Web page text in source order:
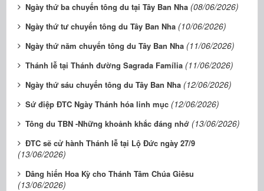
Ngày thứ ba chuyến tông du tại Tây Ban Nha (08/06/2026)
Ngày thứ tư chuyến tông du Tây Ban Nha (10/06/2026)
Ngày thứ năm chuyến tông du Tây Ban Nha (11/06/2026)
Thánh lễ tại Thánh đường Sagrada Família (11/06/2026)
Ngày thứ sáu chuyến tông du Tây Ban Nha (12/06/2026)
Sứ điệp ĐTC Ngày Thánh hóa linh mục (12/06/2026)
Tông du TBN -Những khoảnh khắc đáng nhớ (13/06/2026)
ĐTC sẽ cử hành Thánh lễ tại Lộ Đức ngày 27/9
(13/06/2026)
Dâng hiến Hoa Kỳ cho Thánh Tâm Chúa Giêsu
(13/06/2026)